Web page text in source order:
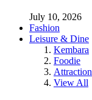
July 10, 2026
Fashion
Leisure & Dine
Kembara
Foodie
Attraction
View All